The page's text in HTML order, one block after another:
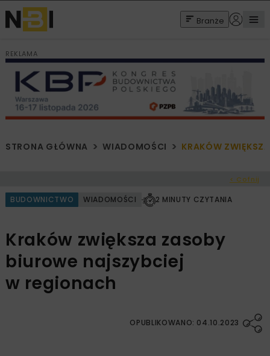
Branże
REKLAMA
STRONA GŁÓWNA WIADOMOŚCI KRAKÓW
< Cofnij
BUDOWNICTWO WIADOMOŚCI 2 MINUTY CZYTANIA
Kraków zwiększa zasoby
biurowe najszybciej
w regionach
OPUBLIKOWANO: 04.10.2023